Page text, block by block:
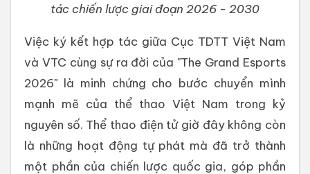
tác chiến lược giai đoạn 2026 - 2030
Việc ký kết hợp tác giữa Cục TDTT Việt Nam
và VTC cùng sự ra đời của "The Grand Esports
2026" là minh chứng cho bước chuyển mình
mạnh mẽ của thể thao Việt Nam trong kỷ
nguyên số. Thể thao điện tử giờ đây không còn
là những hoạt động tự phát mà đã trở thành
một phần của chiến lược quốc gia, góp phần